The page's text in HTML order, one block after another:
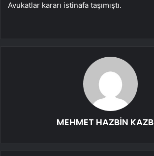
Avukatlar kararı istinafa taşımıştı.
MEHMET HAZBİN